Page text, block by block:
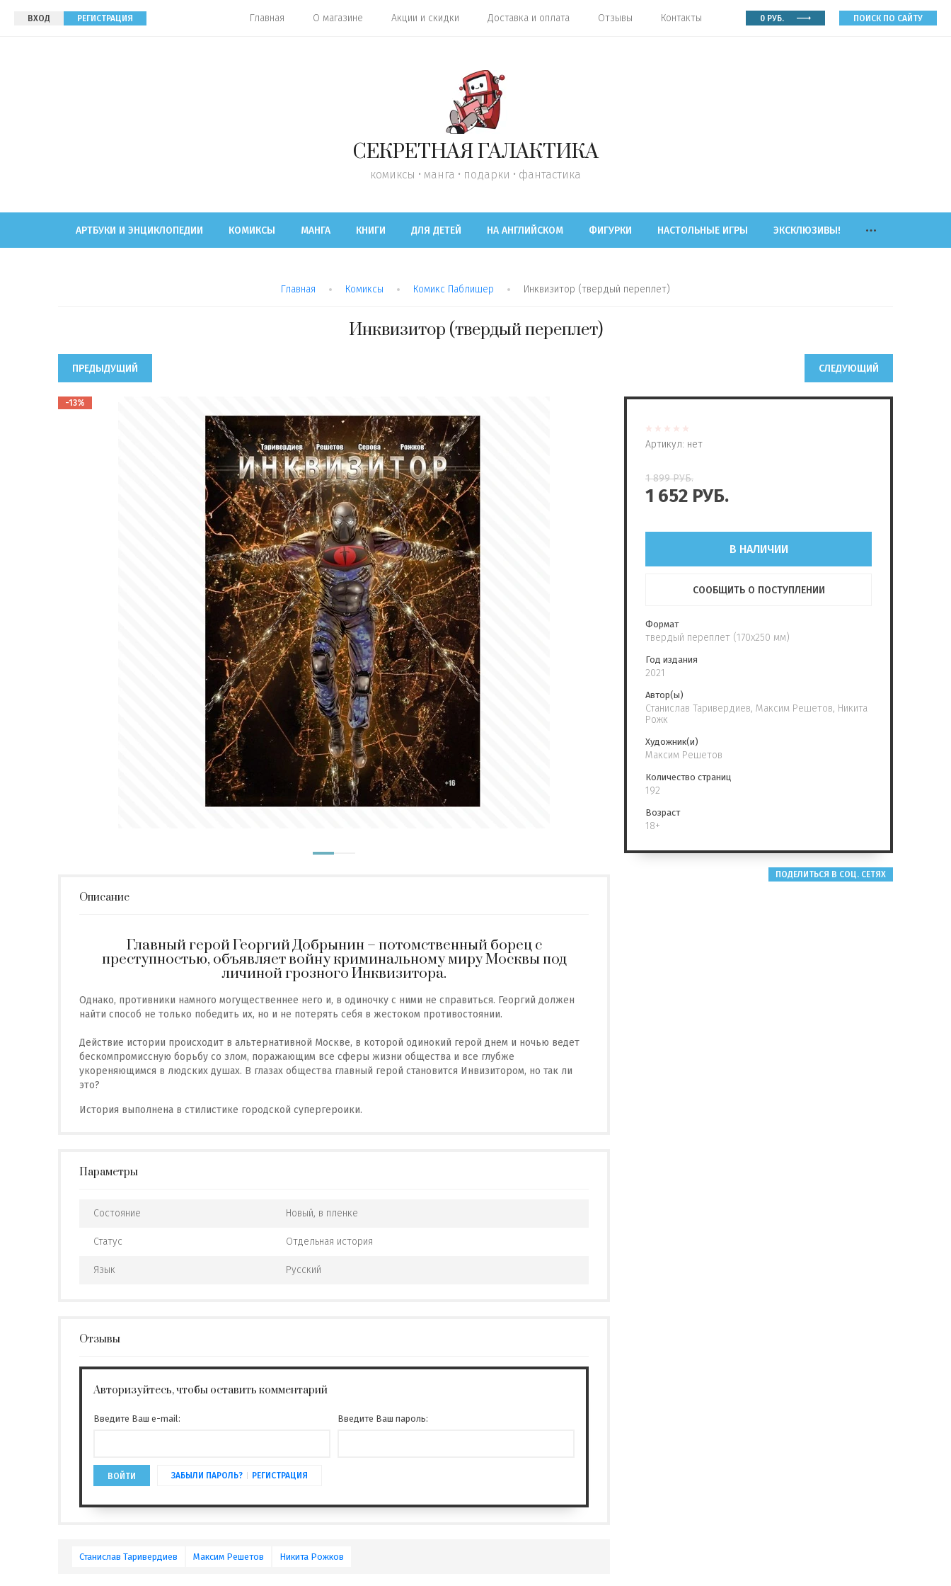
ВХОД РЕГИСТРАЦИЯ Главная О магазине Акции и скидки Доставка и оплата Отзывы Контакты 0 РУБ. ПОИСК ПО САЙТУ
СЕКРЕТНАЯ ГАЛАКТИКА
комиксы • манга • подарки • фантастика
АРТБУКИ И ЭНЦИКЛОПЕДИИ КОМИКСЫ МАНГА КНИГИ ДЛЯ ДЕТЕЙ НА АНГЛИЙСКОМ ФИГУРКИ НАСТОЛЬНЫЕ ИГРЫ ЭКСКЛЮЗИВЫ!
Главная Комиксы Комикс Паблишер Инквизитор (твердый переплет)
Инквизитор (твердый переплет)
ПРЕДЫДУЩИЙ СЛЕДУЮЩИЙ
-13%
Описание
Главный герой Георгий Добрынин – потомственный борец с
преступностью, объявляет войну криминальному миру Москвы под
личиной грозного Инквизитора.
Однако, противники намного могущественнее него и, в одиночку с ними не справиться. Георгий должен
найти способ не только победить их, но и не потерять себя в жестоком противостоянии.
Действие истории происходит в альтернативной Москве, в которой одинокий герой днем и ночью ведет
бескомпромиссную борьбу со злом, поражающим все сферы жизни общества и все глубже
укореняющимся в людских душах. В глазах общества главный герой становится Инвизитором, но так ли
это?
История выполнена в стилистике городской супергероики.
Параметры
Состояние Новый, в пленке
Статус Отдельная история
Язык Русский
Отзывы
Авторизуйтесь, чтобы оставить комментарий
Введите Ваш e-mail: Введите Ваш пароль:
ВОЙТИ ЗАБЫЛИ ПАРОЛЬ? РЕГИСТРАЦИЯ
Станислав Таривердиев Максим Решетов Никита Рожков
Артикул: нет
1 899РУБ.
1 652 РУБ.
В НАЛИЧИИ
СООБЩИТЬ О ПОСТУПЛЕНИИ
Формат
твердый переплет (170х250 мм)
Год издания
2021
Автор(ы)
Станислав Таривердиев, Максим Решетов, Никита
Рожк
Художник(и)
Максим Решетов
Количество страниц
192
Возраст
18+
ПОДЕЛИТЬСЯ В СОЦ. СЕТЯХ